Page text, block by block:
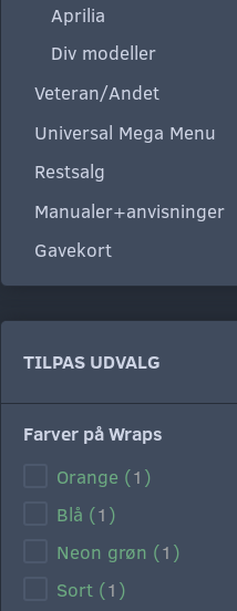
Aprilia
Div modeller
Veteran/Andet
Universal Mega Menu
Restsalg
Manualer+anvisninger
Gavekort
TILPAS UDVALG
Farver på Wraps
Orange (1 )
Blå (1 )
Neon grøn (1 )
Sort (1 )